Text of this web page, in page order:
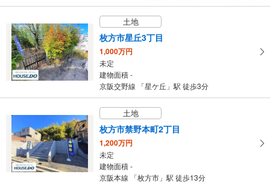
土地
枚方市星丘3丁目
1,000万円
未定
建物面積 -
京阪交野線 「星ケ丘」駅 徒歩3分
土地
枚方市禁野本町2丁目
1,200万円
未定
建物面積 -
京阪本線 「枚方市」駅 徒歩13分